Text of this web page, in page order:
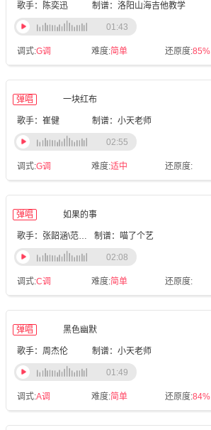
歌手：陈奕迅 制谱：洛阳山海吉他教学
调式:G调 难度:简单 还原度:85%
01:43
弹唱 一块红布
歌手：崔健 制谱：小天老师
调式:G调 难度:适中 还原度:
02:55
弹唱 如果的事
歌手：张韶涵\范玮琪 制谱：喵了个艺
调式:C调 难度:简单 还原度:
02:08
弹唱 黑色幽默
歌手：周杰伦 制谱：小天老师
调式:A调 难度:简单 还原度:84%
01:49